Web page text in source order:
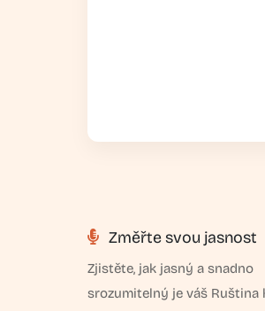
Změřte svou jasnost
Zjistěte, jak jasný a snadno
srozumitelný je váš Ruština